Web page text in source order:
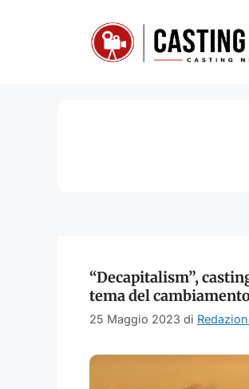
“Decapitalism”,
tema del
25 Maggio 2023 di